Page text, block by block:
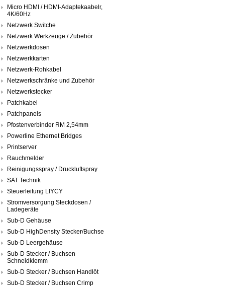
Micro HDMI / HDMI-Adaptekaabelr,
4K/60Hz
Netzwerk Switche
Netzwerk Werkzeuge / Zubehör
Netzwerkdosen
Netzwerkkarten
Netzwerk-Rohkabel
Netzwerkschränke und Zubehör
Netzwerkstecker
Patchkabel
Patchpanels
Pfostenverbinder RM 2,54mm
Powerline Ethernet Bridges
Printserver
Rauchmelder
Reinigungsspray / Druckluftspray
SAT Technik
Steuerleitung LIYCY
Stromversorgung Steckdosen /
Ladegeräte
Sub-D Gehäuse
Sub-D HighDensity Stecker/Buchse
Sub-D Leergehäuse
Sub-D Stecker / Buchsen
Schneidklemm
Sub-D Stecker / Buchsen Handlöt
Sub-D Stecker / Buchsen Crimp